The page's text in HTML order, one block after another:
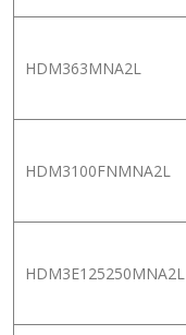
HDM363MNA2L
HDM3100FNMNA2L
HDM3E125250MNA2L